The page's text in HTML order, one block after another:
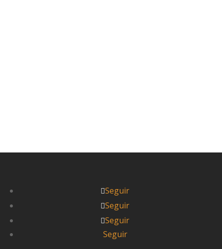
Seguir
Seguir
Seguir
Seguir